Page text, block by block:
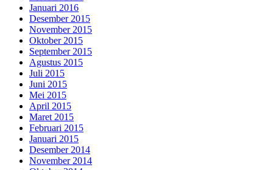
Januari 2016
Desember 2015
November 2015
Oktober 2015
September 2015
Agustus 2015
Juli 2015
Juni 2015
Mei 2015
April 2015
Maret 2015
Februari 2015
Januari 2015
Desember 2014
November 2014